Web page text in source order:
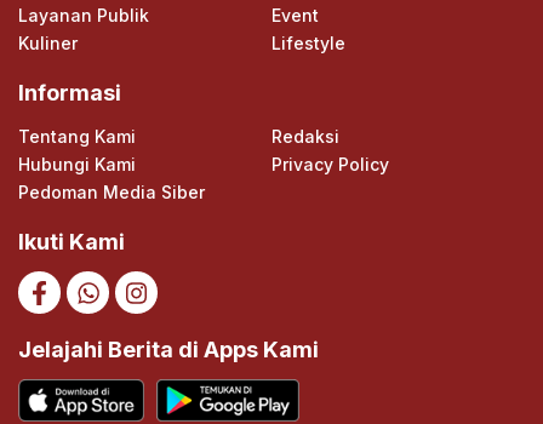
Layanan Publik
Event
Kuliner
Lifestyle
Informasi
Tentang Kami
Redaksi
Hubungi Kami
Privacy Policy
Pedoman Media Siber
Ikuti Kami
Jelajahi Berita di Apps Kami